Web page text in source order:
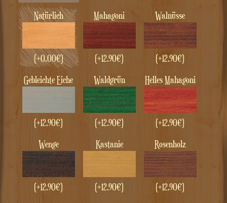
Natürlich
(+0.00€)
Mahagoni
(+12.90€)
Walnüsse
(+12.90€)
gebleichte Eiche
(+12.90€)
Waldgrün
(+12.90€)
Helles Mahagoni
(+12.90€)
Wenge
(+12.90€)
Kastanie
(+12.90€)
Rosenholz
(+12.90€)